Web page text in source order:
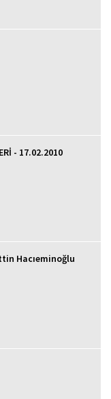
- 17.02.2010
Hacıeminoğlu